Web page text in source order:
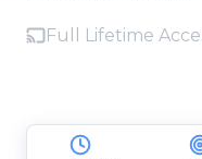
Full Lifetime